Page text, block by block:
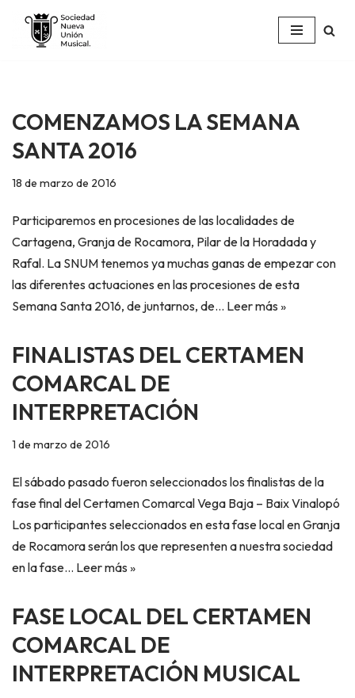
Saltar
COMENZAMOS LA SEMANA
SANTA 2016
18 de marzo de 2016
Participaremos en procesiones de las localidades de
Cartagena, Granja de Rocamora, Pilar de la Horadada y
Rafal. La SNUM tenemos ya muchas ganas de empezar con
las diferentes actuaciones en las procesiones de esta
Semana Santa 2016, de juntarnos, de… Leer más »
FINALISTAS DEL CERTAMEN
COMARCAL DE
INTERPRETACIÓN
1 de marzo de 2016
El sábado pasado fueron seleccionados los finalistas de la
fase final del Certamen Comarcal Vega Baja – Baix Vinalopó
Los participantes seleccionados en esta fase local en Granja
de Rocamora serán los que representen a nuestra sociedad
en la fase… Leer más »
FASE LOCAL DEL CERTAMEN
COMARCAL DE
INTERPRETACIÓN MUSICAL